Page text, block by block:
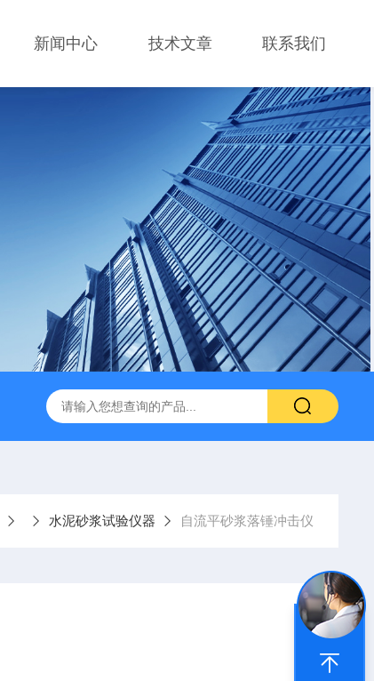
新闻中心 技术文章 联系我们
钢结构防火涂料测厚仪 砂基透水砖透水速率试验装置
水泥砂浆试验仪器 自流平砂浆落锤冲击仪